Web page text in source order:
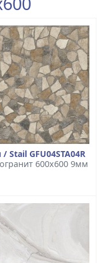
Stail GFU04STA04R
600x600 9мм